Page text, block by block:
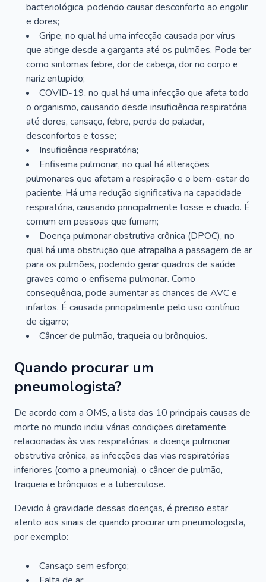
bacteriológica, podendo causar desconforto ao engolir
e dores;
Gripe, no qual há uma infecção causada por vírus
que atinge desde a garganta até os pulmões. Pode ter
como sintomas febre, dor de cabeça, dor no corpo e
nariz entupido;
COVID-19, no qual há uma infecção que afeta todo
o organismo, causando desde insuficiência respiratória
até dores, cansaço, febre, perda do paladar,
desconfortos e tosse;
Insuficiência respiratória;
Enfisema pulmonar, no qual há alterações
pulmonares que afetam a respiração e o bem-estar do
paciente. Há uma redução significativa na capacidade
respiratória, causando principalmente tosse e chiado. É
comum em pessoas que fumam;
Doença pulmonar obstrutiva crônica (DPOC), no
qual há uma obstrução que atrapalha a passagem de ar
para os pulmões, podendo gerar quadros de saúde
graves como o enfisema pulmonar. Como
consequência, pode aumentar as chances de AVC e
infartos. É causada principalmente pelo uso contínuo
de cigarro;
Câncer de pulmão, traqueia ou brônquios.
Quando procurar um
pneumologista?
De acordo com a OMS, a lista das 10 principais causas de
morte no mundo inclui várias condições diretamente
relacionadas às vias respiratórias: a doença pulmonar
obstrutiva crônica, as infecções das vias respiratórias
inferiores (como a pneumonia), o câncer de pulmão,
traqueia e brônquios e a tuberculose.
Devido à gravidade dessas doenças, é preciso estar
atento aos sinais de quando procurar um pneumologista,
por exemplo:
Cansaço sem esforço;